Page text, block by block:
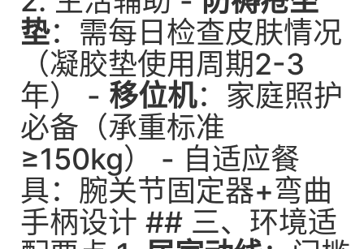
垫：需每日检查皮肤情况
（凝胶垫使用周期2-3
年） - 移位机：家庭照护
必备（承重标准
≥150kg） - 自适应餐
具：腕关节固定器+弯曲
手柄设计 ## 三、环境适